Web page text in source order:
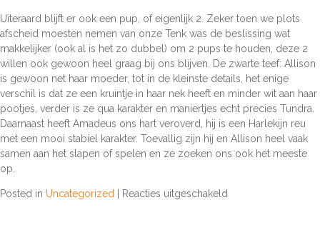
Uiteraard blijft er ook een pup, of eigenlijk 2. Zeker toen we plots
afscheid moesten nemen van onze Tenk was de beslissing wat
makkelijker (ook al is het zo dubbel) om 2 pups te houden, deze 2
willen ook gewoon heel graag bij ons blijven. De zwarte teef: Allison
is gewoon net haar moeder, tot in de kleinste details, het enige
verschil is dat ze een kruintje in haar nek heeft en minder wit aan haar
pootjes, verder is ze qua karakter en maniertjes echt precies Tundra.
Daarnaast heeft Amadeus ons hart veroverd, hij is een Harlekijn reu
met een mooi stabiel karakter. Toevallig zijn hij en Allison heel vaak
samen aan het slapen of spelen en ze zoeken ons ook het meeste
op.
Posted in Uncategorized Reacties uitgeschakeld